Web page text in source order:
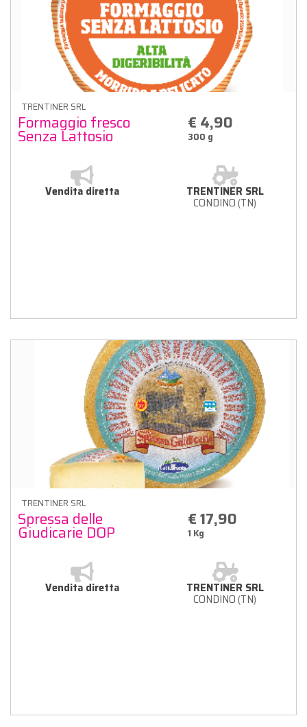
TRENTINER SRL
Formaggio fresco
Senza Lattosio
€ 4,90
300 g
Vendita diretta TRENTINER SRL
CONDINO (TN)
TRENTINER SRL
Spressa delle
Giudicarie DOP
€ 17,90
1 Kg
Vendita diretta TRENTINER SRL
CONDINO (TN)